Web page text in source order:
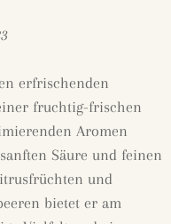
erfrischenden
fruchtig-frischen
Aromen
Säure und feinen
und
bietet er am